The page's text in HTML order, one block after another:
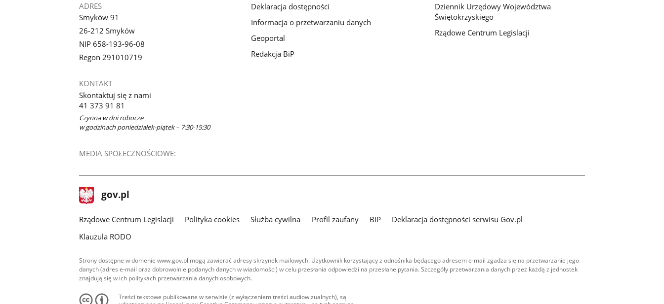
ADRES
Smyków 91
26-212 Smyków
NIP 658-193-96-08
Regon 291010719
KONTAKT
Skontaktuj się z nami
41 373 91 81
Czynna w dni robocze
w godzinach poniedziałek-piątek – 7:30-15:30
MEDIA SPOŁECZNOŚCIOWE:
Deklaracja dostępności
Informacja o przetwarzaniu danych
Geoportal
Redakcja BiP
Dziennik Urzędowy Województwa
Świętokrzyskiego
Rządowe Centrum Legislacji
stopka
gov.pl Strona
gov.pl
Rządowe Centrum Legislacji Polityka cookies Służba cywilna Profil zaufany BIP
Deklaracja dostępności serwisu Gov.pl
Klauzula RODO
Strony dostępne w domenie www.gov.pl mogą zawierać adresy skrzynek mailowych. Użytkownik korzystający z odnośnika będącego adresem e-mail zgadza się na przetwarzanie jego
danych (adres e-mail oraz dobrowolnie podanych danych w wiadomości) w celu przesłania odpowiedzi na przesłane pytania. Szczegóły przetwarzania danych przez każdą z jednostek
znajdują się w ich politykach przetwarzania danych osobowych.
Treści tekstowe publikowane w serwisie (z wyłączeniem treści audiowizualnych), są